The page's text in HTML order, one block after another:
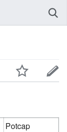
Potcap